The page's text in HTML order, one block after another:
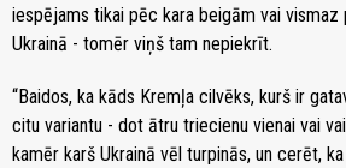
iespējams tikai pēc kara beigām vai vismaz
Ukrainā - tomēr viņš tam nepiekrīt.
“Baidos, ka kāds Kremļa cilvēks, kurš ir
citu variantu - dot ātru triecienu vienai vai
kamēr karš Ukrainā vēl turpinās, un cerēt,